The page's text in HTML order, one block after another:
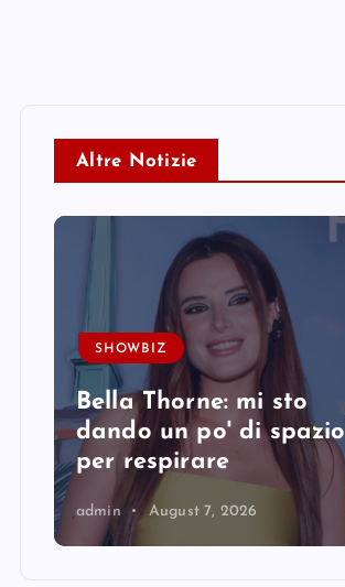
Altre Notizie
SHOWBIZ
Bella Thorne: mi sto
dando un po' di spazio
per respirare
admin August 7, 2026